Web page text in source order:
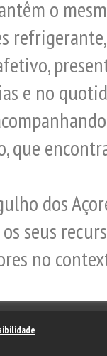
o
e no
que
dos
seus
no